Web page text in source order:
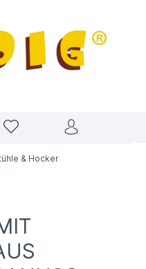
& Hocker